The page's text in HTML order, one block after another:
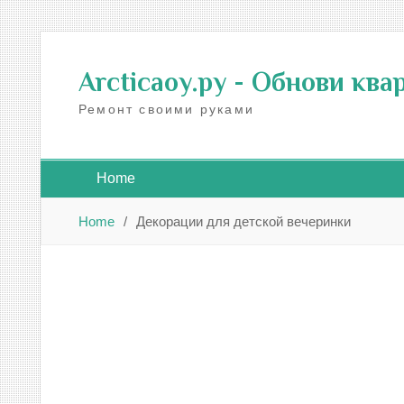
Skip
to
contentArcticaoy.ру - Обнови
Ремонт своими руками
Home
Home Декорации для детской вечеринки